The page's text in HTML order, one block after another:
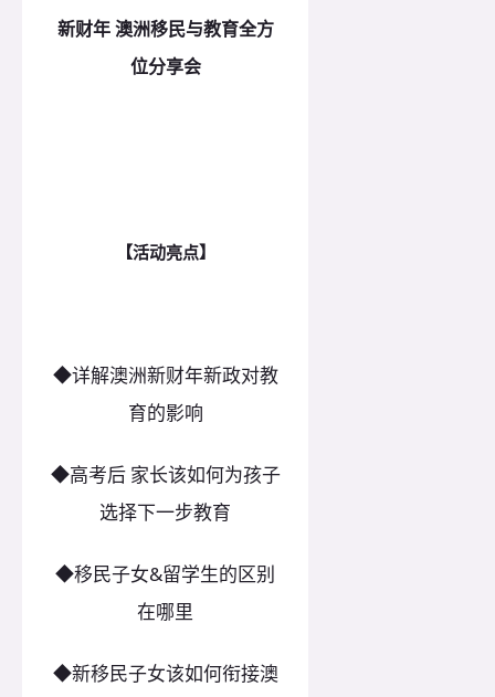
新财年 澳洲移民与教育全方
位分享会
【活动亮点】
◆详解澳洲新财年新政对教
育的影响
◆高考后 家长该如何为孩子
选择下一步教育
◆移民子女&留学生的区别
在哪里
◆新移民子女该如何衔接澳